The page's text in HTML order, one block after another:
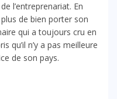
l’entreprenariat. En
de bien porter son
qui a toujours cru en
qu’il n’y a pas meilleure
de son pays.